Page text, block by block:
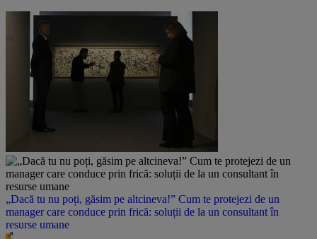
„Dacă tu nu poți, găsim pe altcineva!” Cum te protejezi de un
manager care conduce prin frică: soluții de la un consultant în
resurse umane